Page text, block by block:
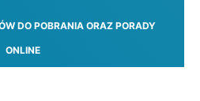
DO POBRANIA ORAZ PORADY
ONLINE